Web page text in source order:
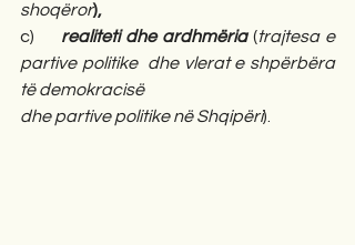
shoqëror),
c) realiteti dhe ardhmëria (trajtesa e
partive politike  dhe vlerat e shpërbëra
të demokracisë
dhe partive politike në Shqipëri).